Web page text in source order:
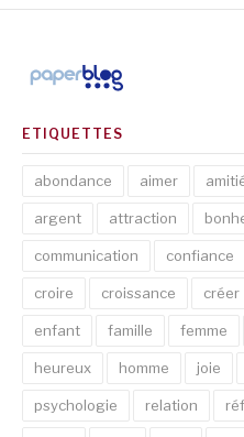
ETIQUETTES
abondance aimer
argent attraction
communication confiance
croire croissance créer
enfant famille femme
heureux homme joie
psychologie relation